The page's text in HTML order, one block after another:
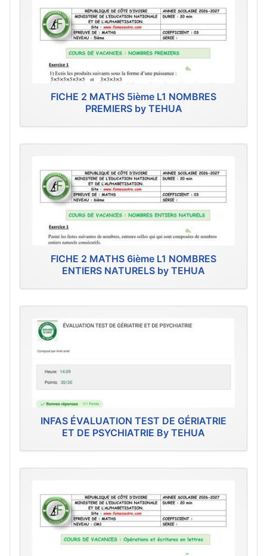
FICHE 2 MATHS 5ième L1 NOMBRES
PREMIERS by TEHUA
FICHE 2 MATHS 6ième L1 NOMBRES
ENTIERS NATURELS by TEHUA
INFAS ÉVALUATION TEST DE GÉRIATRIE
ET DE PSYCHIATRIE By TEHUA